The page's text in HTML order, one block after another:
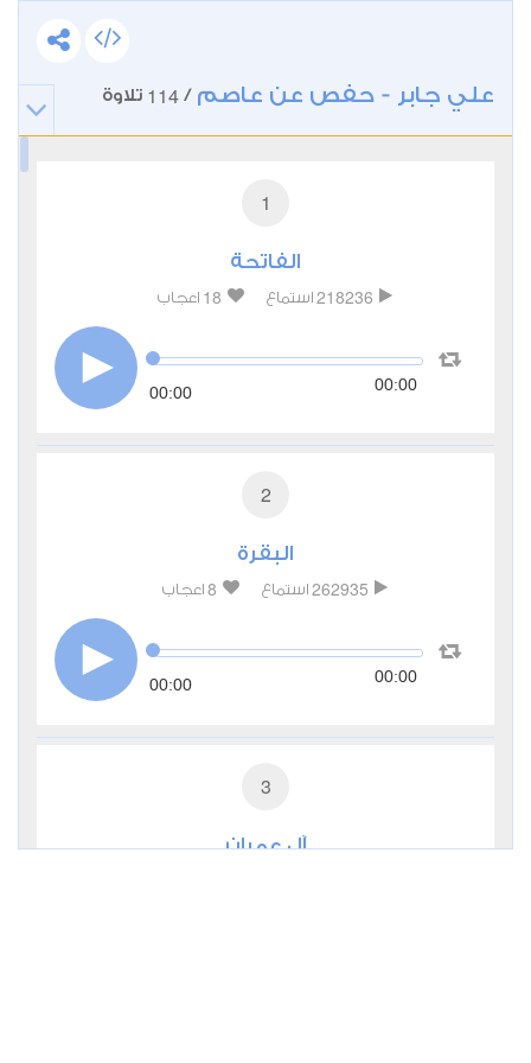
علي جابر - حفص عن عاصم /
114 تلاوة
1
الفاتحة
218236 استماع 18 اعجاب
00:00 00:00
2
البقرة
262935 استماع 8 اعجاب
00:00 00:00
3
آل عمران